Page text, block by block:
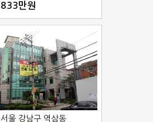
833만원
서울 강남구 역삼동